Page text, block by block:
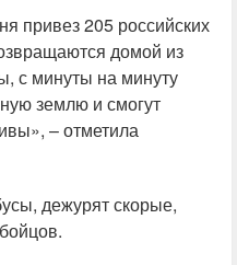
привез 205 российских
домой из
с минуты на минуту
землю и смогут
– отметила
дежурят скорые,